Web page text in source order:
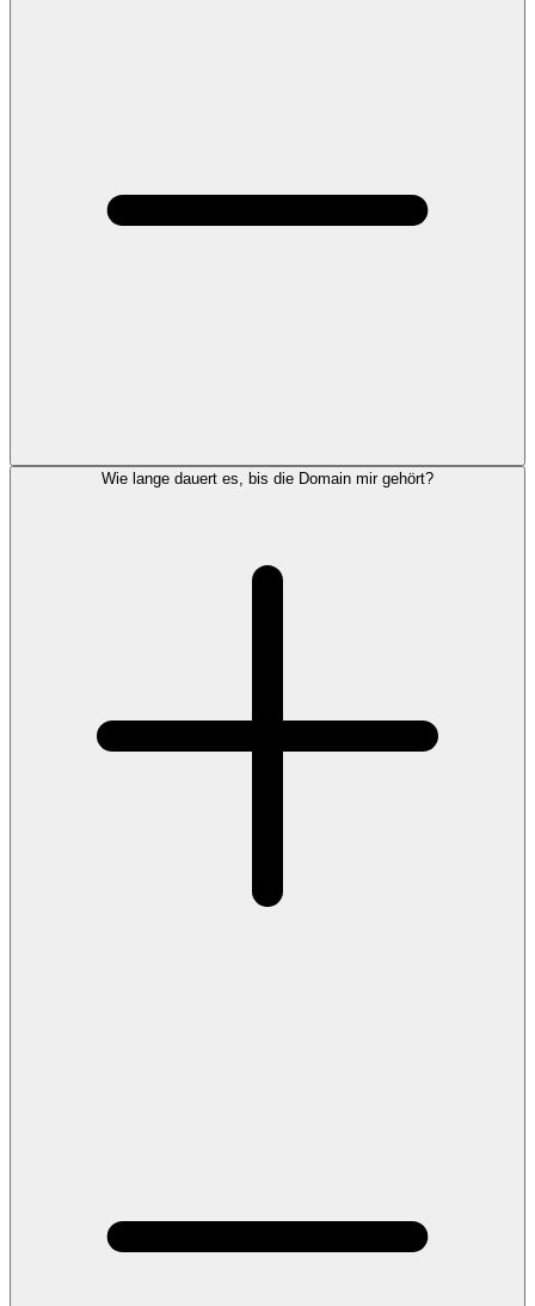
Wie lange dauert es, bis die Domain mir gehört?